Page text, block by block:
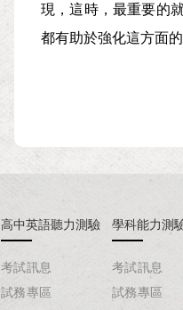
現，這時，最重要的
都有助於強化這方面
高中英語聽力測驗
考試訊息
試務專區
學科能力測
考試訊息
試務專區